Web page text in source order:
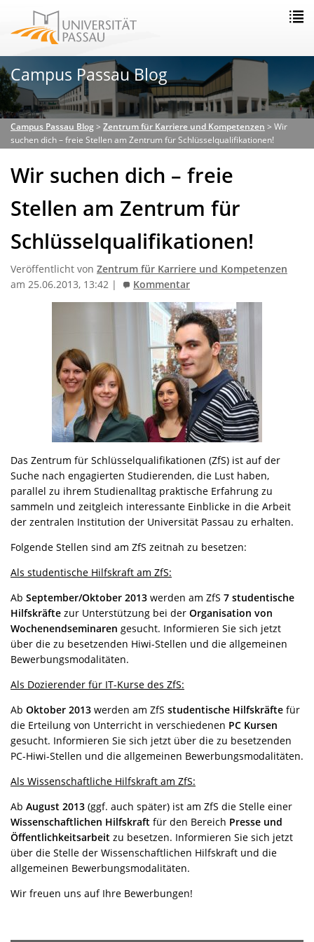
Campus Passau Blog
Campus Passau Blog> Zentrum für Karriere und Kompetenzen > Wir
suchen dich – freie Stellen am Zentrum für Schlüsselqualifikationen!
Wir suchen dich – freie
Stellen am Zentrum für
Schlüsselqualifikationen!
Veröffentlicht von Zentrum für Karriere und Kompetenzen
am 25.06.2013, 13:42 |
Kommentar
Das Zentrum für Schlüsselqualifikationen (ZfS) ist auf der
Suche nach engagierten Studierenden, die Lust haben,
parallel zu ihrem Studienalltag praktische Erfahrung zu
sammeln und zeitgleich interessante Einblicke in die Arbeit
der zentralen Institution der Universität Passau zu erhalten.
Folgende Stellen sind am ZfS zeitnah zu besetzen:
Als studentische Hilfskraft am ZfS:
Ab September/Oktober 2013 werden am ZfS 7 studentische
Hilfskräfte zur Unterstützung bei der Organisation von
Wochenendseminaren gesucht. Informieren Sie sich jetzt
über die zu besetzenden Hiwi-Stellen und die allgemeinen
Bewerbungsmodalitäten.
Als Dozierender für IT-Kurse des ZfS:
Ab Oktober 2013 werden am ZfS studentische Hilfskräfte für
die Erteilung von Unterricht in verschiedenen PC Kursen
gesucht. Informieren Sie sich jetzt über die zu besetzenden
PC-Hiwi-Stellen und die allgemeinen Bewerbungsmodalitäten.
Als Wissenschaftliche Hilfskraft am ZfS:
Ab August 2013 (ggf. auch später) ist am ZfS die Stelle einer
Wissenschaftlichen Hilfskraft für den Bereich Presse und
Öffentlichkeitsarbeit zu besetzen. Informieren Sie sich jetzt
über die Stelle der Wissenschaftlichen Hilfskraft und die
allgemeinen Bewerbungsmodalitäten.
Wir freuen uns auf Ihre Bewerbungen!